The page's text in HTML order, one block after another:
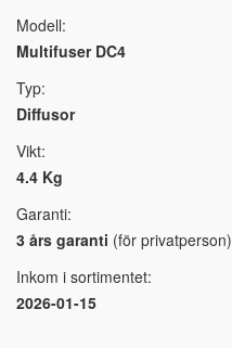
Modell:
Multifuser DC4
Typ:
Diffusor
Vikt:
4.4 Kg
Garanti:
3 års garanti (för privatperson)
Inkom i sortimentet:
2026-01-15